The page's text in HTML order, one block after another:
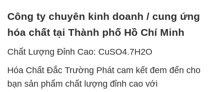
Công ty chuyên kinh doanh / cung ứng
hóa chất tại Thành phố Hồ Chí Minh
Chất Lượng Đỉnh Cao: CuSO4.7H2O
Hóa Chất Đắc Trường Phát cam kết đem đến cho
bạn sản phẩm chất lượng đỉnh cao với